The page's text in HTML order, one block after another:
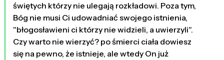
świętych którzy nie ulegają rozkładowi. Poza tym,
Bóg nie musi Ci udowadniać swojego istnienia,
"błogosławieni ci którzy nie widzieli, a uwierzyli".
Czy warto nie wierzyć? po śmierci ciała dowiesz
się na pewno, że istnieje, ale wtedy On już